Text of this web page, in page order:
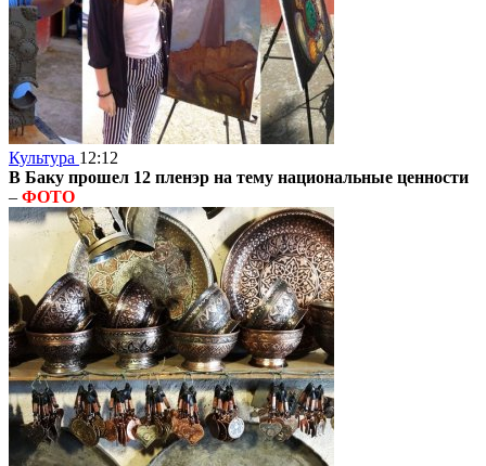
Культура 12:12
В Баку прошел 12 пленэр на тему национальные ценности
– ФОТО